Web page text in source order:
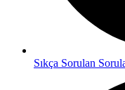
Sıkça Sorulan